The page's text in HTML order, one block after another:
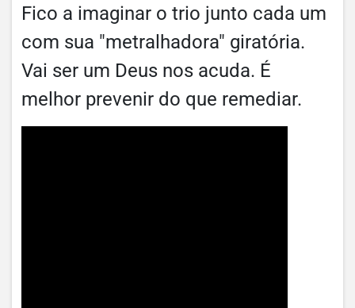
Fico a imaginar o trio junto cada um
com sua "metralhadora" giratória.
Vai ser um Deus nos acuda. É
melhor prevenir do que remediar.